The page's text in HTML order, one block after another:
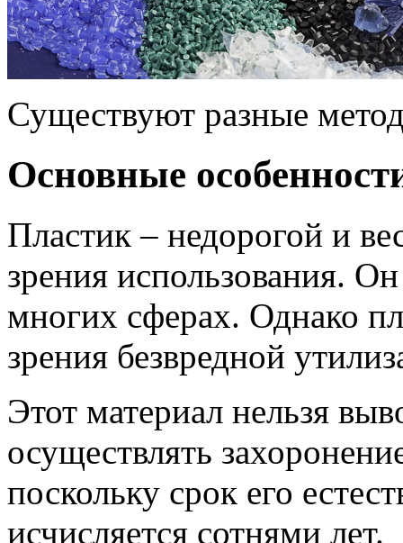
Существуют разные
Основные
Пластик – недорогой и
зрения использования.
многих сферах. Однако
зрения безвредной
Этот материал нельзя
осуществлять
поскольку срок его
исчисляется сотнями лет.